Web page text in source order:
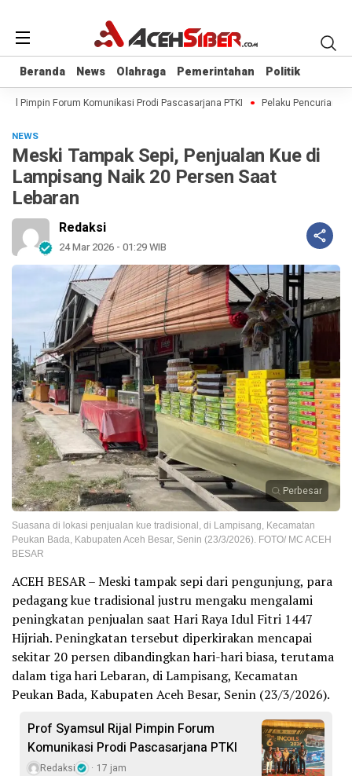
Beranda News Olahraga Pemerintahan Politik
Beranda News Olahraga Pemerintahan Politik
Pimpin Forum Komunikasi Prodi Pascasarjana PTKI Pelaku Pencurian
NEWS
Meski Tampak Sepi, Penjualan Kue di
Lampisang Naik 20 Persen Saat
Lebaran
Redaksi
24 Mar 2026 - 01:29 WIB
Perbesar
Suasana di lokasi penjualan kue tradisional, di Lampisang, Kecamatan
Peukan Bada, Kabupaten Aceh Besar, Senin (23/3/2026). FOTO/ MC ACEH
BESAR
ACEH BESAR – Meski tampak sepi dari pengunjung, para
pedagang kue tradisional justru mengaku mengalami
peningkatan penjualan saat Hari Raya Idul Fitri 1447
Hijriah. Peningkatan tersebut diperkirakan mencapai
sekitar 20 persen dibandingkan hari-hari biasa, terutama
dalam tiga hari Lebaran, di Lampisang, Kecamatan
Peukan Bada, Kabupaten Aceh Besar, Senin (23/3/2026).
Prof Syamsul Rijal Pimpin Forum
Komunikasi Prodi Pascasarjana PTKI
Redaksi 17 jam